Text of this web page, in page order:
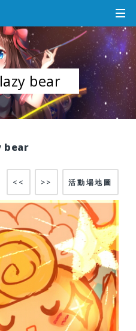
bear
bear
活動場地圖
>>
<<